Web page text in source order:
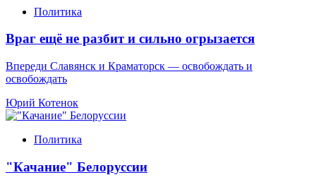
Политика
Враг ещё не разбит и сильно огрызается
Впереди Славянск и Краматорск — освобождать и
освобождать
Юрий Котенок
Политика
"Качание" Белоруссии